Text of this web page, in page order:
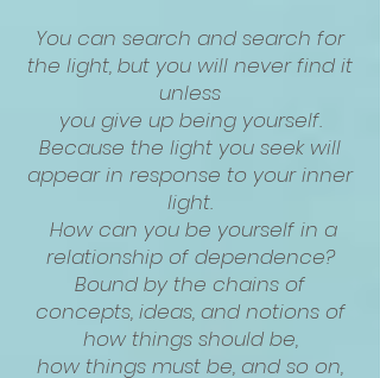
You can search and search for
the light, but you will never find it
unless
you give up being yourself.
Because the light you seek will
appear in response to your inner
light.
How can you be yourself in a
relationship of dependence?
Bound by the chains of
concepts, ideas, and notions of
how things should be,
how things must be, and so on,